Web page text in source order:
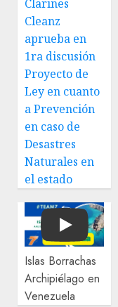
Clarines
Cleanz
aprueba en
1ra discusión
Proyecto de
Ley en cuanto
a Prevención
en caso de
Desastres
Naturales en
el estado
Play
Islas Borrachas
Archipiélago en
Venezuela